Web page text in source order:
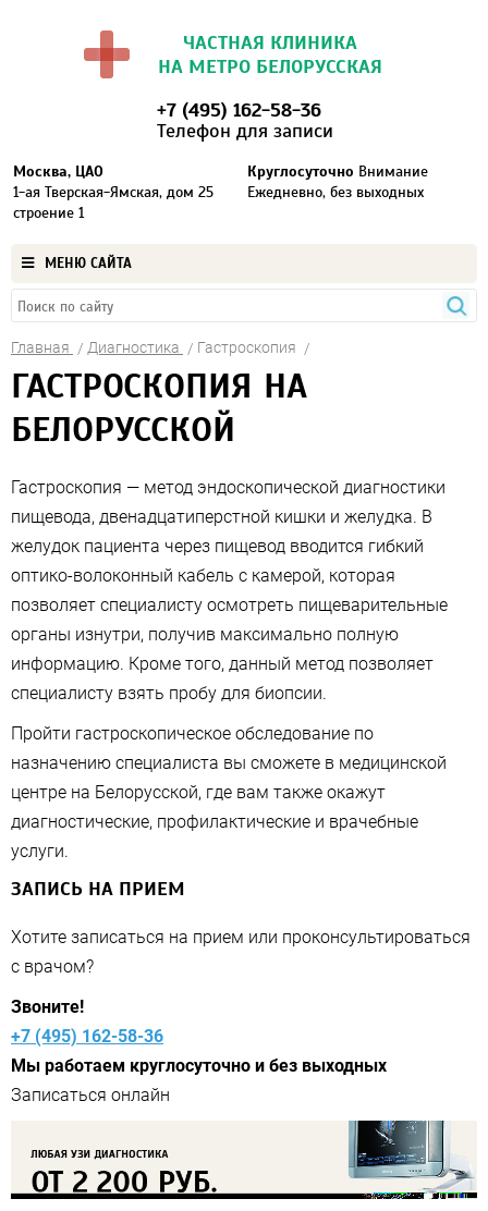
ЧАСТНАЯ КЛИНИКА
НА МЕТРО БЕЛОРУССКАЯ
Москва, ЦАО
1-ая Тверская-Ямская, дом 25
строение 1
+7 (495) 162-58-36
Телефон для записи
Круглосуточно Внимание
Ежедневно, без выходных
МЕНЮ САЙТА
Главная Диагностика Гастроскопия
ГАСТРОСКОПИЯ НА
БЕЛОРУССКОЙ
Гастроскопия — метод эндоскопической диагностики
пищевода, двенадцатиперстной кишки и желудка. В
желудок пациента через пищевод вводится гибкий
оптико-волоконный кабель с камерой, которая
позволяет специалисту осмотреть пищеварительные
органы изнутри, получив максимально полную
информацию. Кроме того, данный метод позволяет
специалисту взять пробу для биопсии.
Пройти гастроскопическое обследование по
назначению специалиста вы сможете в медицинской
центре на Белорусской, где вам также окажут
диагностические, профилактические и врачебные
услуги.
ЗАПИСЬ НА ПРИЕМ
Хотите записаться на прием или проконсультироваться
с врачом?
Звоните!
+7 (495) 162-58-36
Мы работаем круглосуточно и без выходных